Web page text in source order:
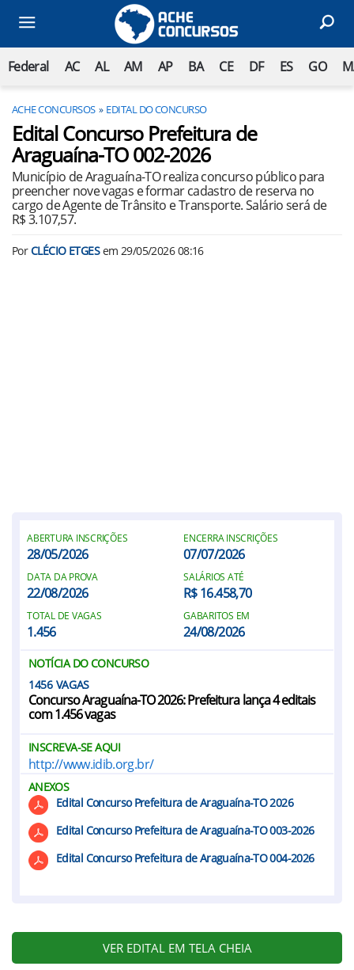
Federal AC AL AM AP BA CE DF ES GO
ACHE CONCURSOS EDITAL DO CONCURSO
Edital Concurso Prefeitura de
Araguaína-TO 002-2026
Município de Araguaína-TO realiza concurso público para
preencher nove vagas e formar cadastro de reserva no
cargo de Agente de Trânsito e Transporte. Salário será de
R$ 3.107,57.
PorCLÉCIO ETGESem 29/05/2026 08:16
ABERTURA INSCRIÇÕES
28/05/2026
ENCERRA INSCRIÇÕES
07/07/2026
DATA DA PROVA
22/08/2026
SALÁRIOS ATÉ
R$ 16.458,70
TOTAL DE VAGAS
1.456
GABARITOS EM
24/08/2026
NOTÍCIA DO CONCURSO
1456
Concurso Araguaína-TO 2026: Prefeitura lança 4 editais
com 1.456 vagas
INSCREVA-SE AQUI
http://www.idib.org.br/
ANEXOS
Edital Concurso Prefeitura de Araguaína-TO 2026
Edital Concurso Prefeitura de Araguaína-TO 003-2026
Edital Concurso Prefeitura de Araguaína-TO 004-2026
VER EDITAL EM TELA CHEIA